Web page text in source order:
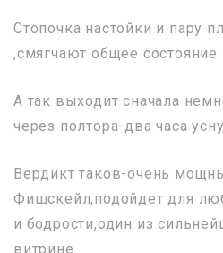
Стопочка настойки и пару
,смягчают общее состояние
А так выходит сначала
через полтора-два часа
Вердикт таков-очень
Фишскейл,подойдет для
и бодрости,один из
витрине